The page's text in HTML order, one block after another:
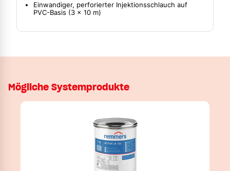
Einwandiger, perforierter Injektionsschlauch auf
PVC-Basis (3 x 10 m)
Mögliche Systemprodukte